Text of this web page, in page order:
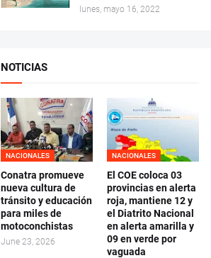
lunes, mayo 16, 2022
NOTICIAS
NACIONALES
Conatra promueve
nueva cultura de
tránsito y educación
para miles de
motoconchistas
June 23, 2026
NACIONALES
El COE coloca 03
provincias en alerta
roja, mantiene 12 y
el Diatrito Nacional
en alerta amarilla y
09 en verde por
vaguada